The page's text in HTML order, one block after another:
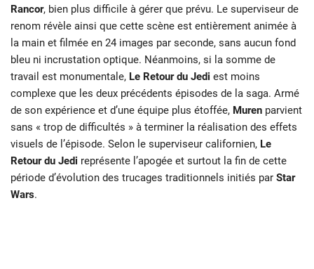
Rancor, bien plus difficile à gérer que prévu. Le superviseur de
renom révèle ainsi que cette scène est entièrement animée à
la main et filmée en 24 images par seconde, sans aucun fond
bleu ni incrustation optique. Néanmoins, si la somme de
travail est monumentale, Le Retour du Jedi est moins
complexe que les deux précédents épisodes de la saga. Armé
de son expérience et d’une équipe plus étoffée, Muren parvient
sans « trop de difficultés » à terminer la réalisation des effets
visuels de l’épisode. Selon le superviseur californien, Le
Retour du Jedi représente l’apogée et surtout la fin de cette
période d’évolution des trucages traditionnels initiés par Star
Wars.